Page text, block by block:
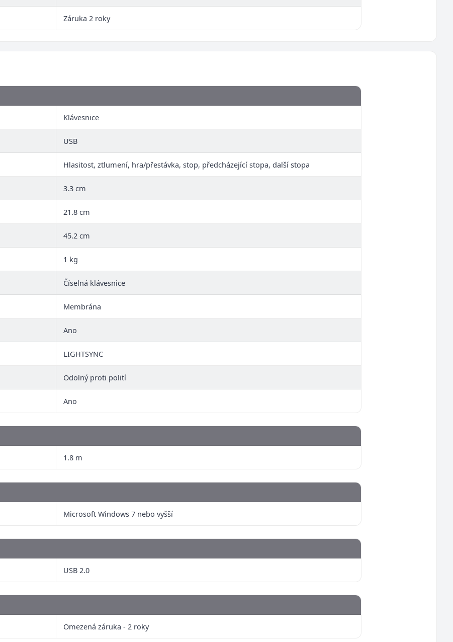
Záruka 2 roky
Klávesnice
USB
Hlasitost, ztlumení, hra/přestávka, stop, předcházející stopa, další stopa
3.3 cm
21.8 cm
45.2 cm
1 kg
Číselná klávesnice
Membrána
Ano
LIGHTSYNC
Odolný proti polití
Ano
1.8 m
Microsoft Windows 7 nebo vyšší
USB 2.0
Omezená záruka - 2 roky